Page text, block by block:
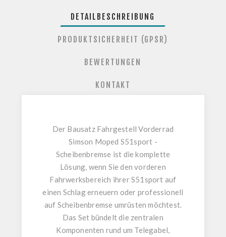
DETAILBESCHREIBUNG
PRODUKTSICHERHEIT (GPSR)
BEWERTUNGEN
KONTAKT
Der Bausatz Fahrgestell Vorderrad
Simson Moped S51sport -
Scheibenbremse ist die komplette
Lösung, wenn Sie den vorderen
Fahrwerksbereich ihrer S51sport auf
einen Schlag erneuern oder professionell
auf Scheibenbremse umrüsten möchtest.
Das Set bündelt die zentralen
Komponenten rund um Telegabel,